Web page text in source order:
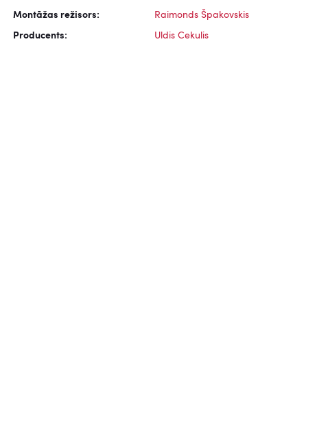
Montāžas režisors: Raimonds Špakovskis
Producents: Uldis Cekulis